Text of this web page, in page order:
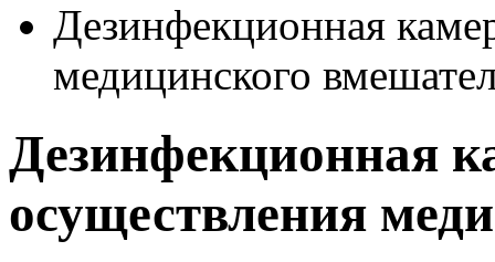
Дезинфекционная
медицинского
Дезинфекционная
осуществления